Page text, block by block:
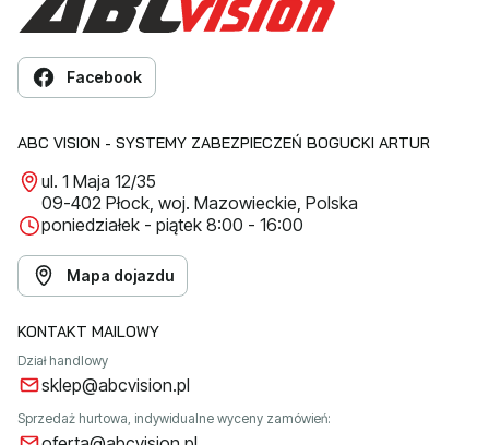
Facebook
ABC VISION - SYSTEMY ZABEZPIECZEŃ BOGUCKI ARTUR
ul. 1 Maja 12/35
09-402 Płock, woj. Mazowieckie, Polska
poniedziałek - piątek 8:00 - 16:00
Mapa dojazdu
KONTAKT MAILOWY
Dział handlowy
sklep@abcvision.pl
Sprzedaż hurtowa, indywidualne wyceny zamówień: